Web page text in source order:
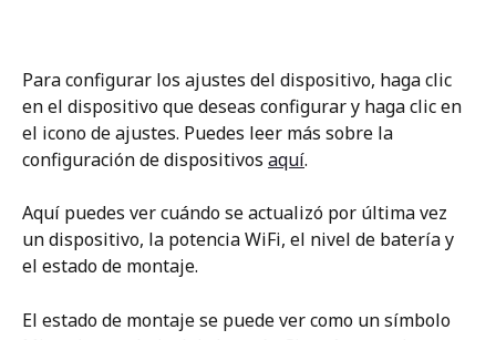
Para configurar los ajustes del dispositivo, haga clic
en el dispositivo que deseas configurar y haga clic en
el icono de ajustes. Puedes leer más sobre la
configuración de dispositivos aquí.
Aquí puedes ver cuándo se actualizó por última vez
un dispositivo, la potencia WiFi, el nivel de batería y
el estado de montaje.
El estado de montaje se puede ver como un símbolo